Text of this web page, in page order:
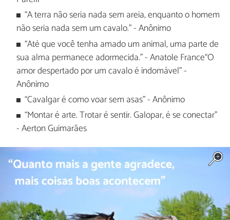
“A terra não seria nada sem areia, enquanto o homem
não seria nada sem um cavalo." - Anônimo
“Até que você tenha amado um animal, uma parte de
sua alma permanece adormecida." - Anatole France“O
amor despertado por um cavalo é indomável" -
Anônimo
“Cavalgar é como voar sem asas" - Anônimo
“Montar é arte. Trotar é sentir. Galopar, é se conectar"
- Aerton Guimarães